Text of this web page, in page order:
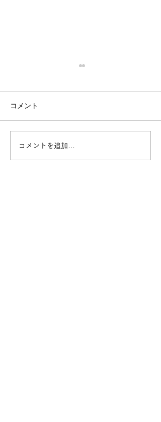
今日の天河
コメント
コメントを追加…